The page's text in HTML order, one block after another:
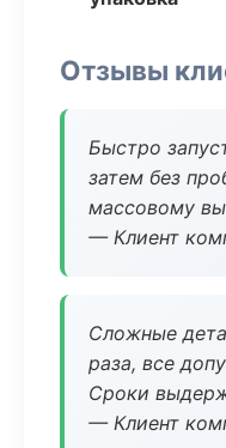
Отзывы
Быстро
затем без
массовому
— Клиент
Сложные
раза, все
Сроки
— Клиент